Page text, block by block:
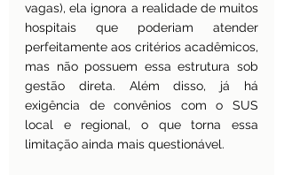
vagas), ela ignora a realidade de muitos
hospitais que poderiam atender
perfeitamente aos critérios acadêmicos,
mas não possuem essa estrutura sob
gestão direta. Além disso, já há
exigência de convênios com o SUS
local e regional, o que torna essa
limitação ainda mais questionável.